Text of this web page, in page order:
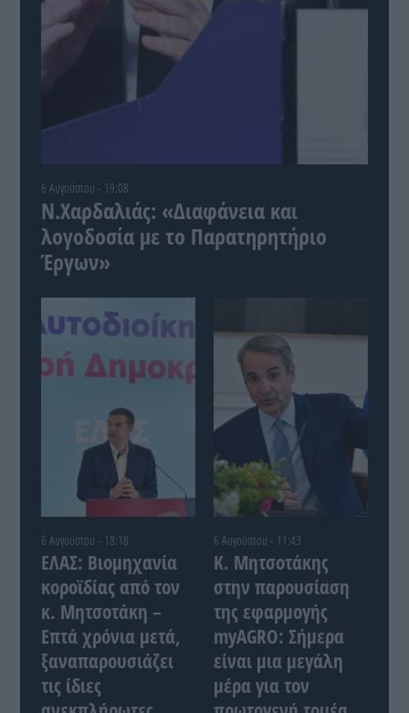
6 Αυγούστου - 19:08
Ν.Χαρδαλιάς: «Διαφάνεια και
λογοδοσία με το Παρατηρητήριο
Έργων»
6 Αυγούστου - 18:18
ΕΛΑΣ: Βιομηχανία
κοροϊδίας από τον
κ. Μητσοτάκη –
Επτά χρόνια μετά,
ξαναπαρουσιάζει
τις ίδιες
6 Αυγούστου - 11:43
Κ. Μητσοτάκης
στην παρουσίαση
της εφαρμογής
myAGRO: Σήμερα
είναι μια μεγάλη
μέρα για τον